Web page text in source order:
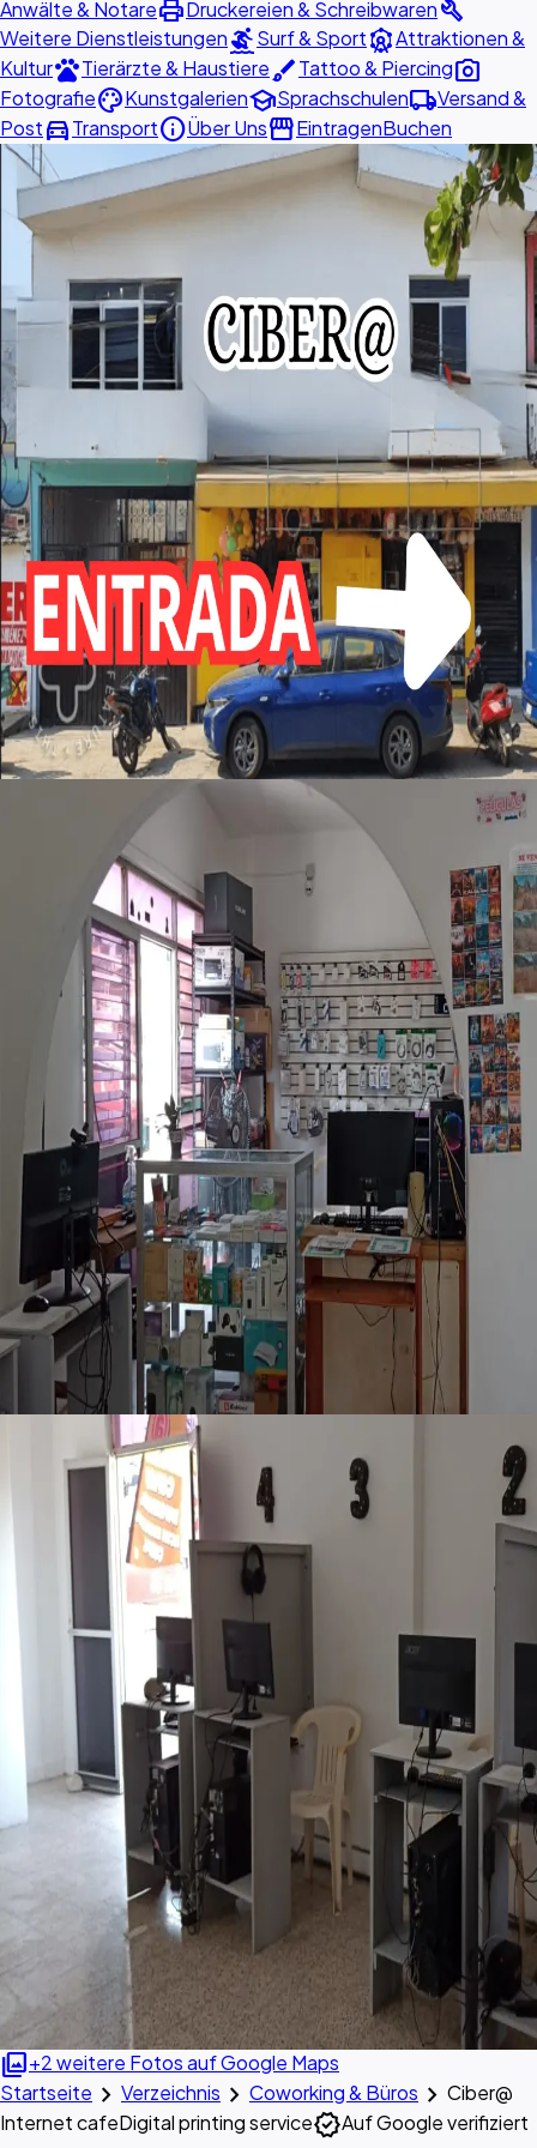
Anwälte & NotareprintDruckereien & Schreibwarenbuild
Weitere DienstleistungensurfingSurf & SportattractionsAttraktionen &
KulturpetsTierärzte & HaustierebrushTattoo & Piercingphoto_camera
FotografiepaletteKunstgalerienschoolSprachschulenlocal_shippingVersand &
Postdirections_carTransportinfoÜber UnsstorefrontEintragenBuchen
photo_library+2 weitere Fotos auf Google Maps
Startseite chevron_right Verzeichnis chevron_right Coworking & Büros chevron_right Ciber@
Internet cafeDigital printing serviceverifiedAuf Google verifiziert